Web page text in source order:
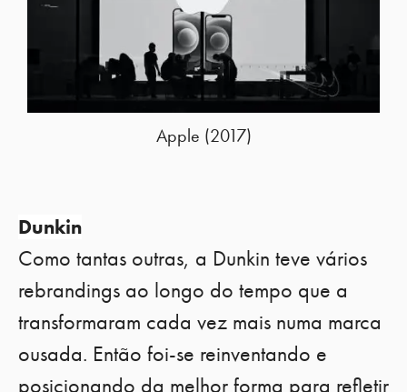
Apple (2017)
Dunkin
Como tantas outras, a Dunkin teve vários
rebrandings ao longo do tempo que a
transformaram cada vez mais numa marca
ousada. Então foi-se reinventando e
posicionando da melhor forma para refletir